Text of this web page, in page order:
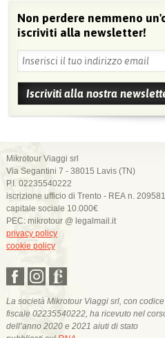
Non perdere nemmeno
iscriviti alla newsletter!
Mikrotour Viaggi srl
Via Segantini 7 - 38015 Lavis (TN)
P.I. 02235540222
iscrizione ufficio di Trento - REA n. 209581
capitale sociale 10.000€
PEC: mikrotour @ legalmail.it
privacy policy
cookie policy
La società Mikrotour Viaggi srl, con codice
fiscale 02235540222, ha ricevuto nel
dell’anno 2020 e 2021 aiuti di stato